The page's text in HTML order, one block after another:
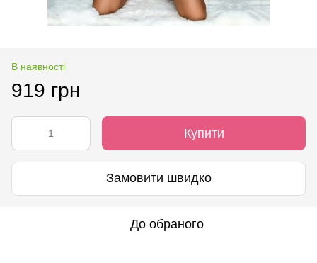
В наявності
919 грн
Купити
Замовити швидко
До обраного